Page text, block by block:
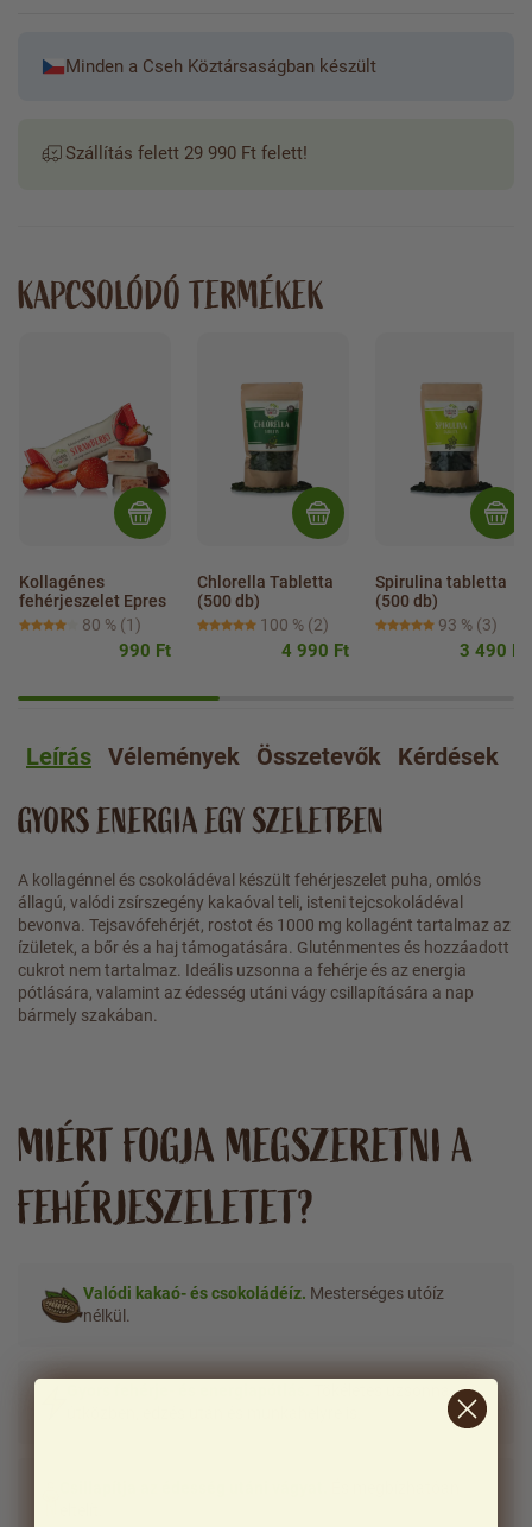
Minden a Cseh Köztársaságban készült
Szállítás felett 29 990 Ft felett!
KAPCSOLÓDÓ TERMÉKEK
Kollagénes
fehérjeszelet Epres
80 % (1)
990 Ft
Chlorella Tabletta
(500 db)
100 % (2)
4 990 Ft
Spirulina tabletta
(500 db)
93 % (3)
3 490 Ft
Leírás Vélemények Összetevők Kérdések
GYORS ENERGIA EGY SZELETBEN
A kollagénnel és csokoládéval készült fehérjeszelet puha, omlós
állagú, valódi zsírszegény kakaóval teli, isteni tejcsokoládéval
bevonva. Tejsavófehérjét, rostot és 1000 mg kollagént tartalmaz az
ízületek, a bőr és a haj támogatására. Gluténmentes és hozzáadott
cukrot nem tartalmaz. Ideális uzsonna a fehérje és az energia
pótlására, valamint az édesség utáni vágy csillapítására a nap
bármely szakában.
MIÉRT FOGJA MEGSZERETNI A
FEHÉRJESZELETET?
Valódi kakaó- és csokoládéíz. Mesterséges utóíz
nélkül.